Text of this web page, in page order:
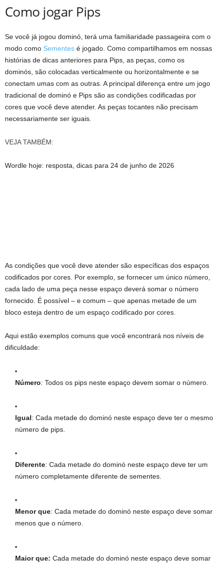
Como jogar Pips
Se você já jogou dominó, terá uma familiaridade passageira com o
modo como Sementes é jogado. Como compartilhamos em nossas
histórias de dicas anteriores para Pips, as peças, como os
dominós, são colocadas verticalmente ou horizontalmente e se
conectam umas com as outras. A principal diferença entre um jogo
tradicional de dominó e Pips são as condições codificadas por
cores que você deve atender. As peças tocantes não precisam
necessariamente ser iguais.
VEJA TAMBÉM:
Wordle hoje: resposta, dicas para 24 de junho de 2026
As condições que você deve atender são específicas dos espaços
codificados por cores. Por exemplo, se fornecer um único número,
cada lado de uma peça nesse espaço deverá somar o número
fornecido. É possível – e comum – que apenas metade de um
bloco esteja dentro de um espaço codificado por cores.
Aqui estão exemplos comuns que você encontrará nos níveis de
dificuldade:
Número: Todos os pips neste espaço devem somar o número.
Igual: Cada metade do dominó neste espaço deve ter o mesmo
número de pips.
Diferente: Cada metade do dominó neste espaço deve ter um
número completamente diferente de sementes.
Menor que: Cada metade do dominó neste espaço deve somar
menos que o número.
Maior que: Cada metade do dominó neste espaço deve somar